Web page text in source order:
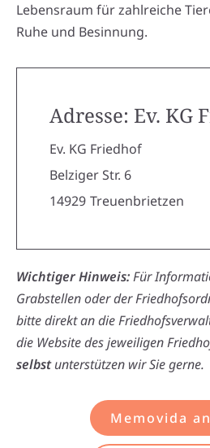
Lebensraum für zahlreiche
Ruhe und Besinnung.
Adresse: Ev. KG
Ev. KG Friedhof
Belziger Str. 6
14929 Treuenbrietzen
Wichtiger Hinweis:Für
Grabstellen oder der
bitte direkt an die
die Website des jeweiligen
selbstunterstützen wir Sie gerne.
Memovida